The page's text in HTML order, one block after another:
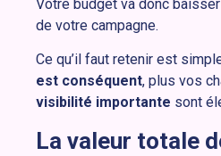
Votre budget va donc
de votre campagne.
Ce qu’il faut retenir est
est conséquent, plus vos
visibilité importante sont
La valeur totale